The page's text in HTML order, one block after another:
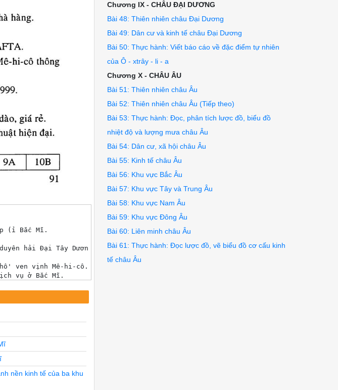
(ỉ Bắc Mĩ.
hải Đại Tây Dương.
ven vịnh Mê-hi-cô.
vụ ở Bắc Mĩ.
của mỗi nước (Ca-na-đa: 68%, Hoa Kì: 72%, Mê-hi-cô: 68%).
đây, sản xuất công nghiệp ở Hoa Kì biến đổi như thế nào?
điện tử, vi điện tử, sản xuất vật liệu tổng hợp, sản xuất máy bay phản lực,
công nghiệp gắn với các thành tựu khoa học kĩ thuật mới nhất được phát
chung rộng lớn, tăng sức cạnh tranh trên thị trường thế giới.
Mê-hi-cô để tận dụng nguồn nhân lực và nguồn nguyên liệu của quốc gia này,
nền kinh tế của ba khu
Chương IX - CHÂU ĐẠI DƯƠNG
Bài 48: Thiên nhiên châu Đại Dương
Bài 49: Dân cư và kinh tế châu Đại Dương
Bài 50: Thực hành: Viết báo cáo về đặc điểm tự nhiên
của Ô - xtrây - li - a
Chương X - CHÂU ÂU
Bài 51: Thiên nhiên châu Âu
Bài 52: Thiên nhiên châu Âu (Tiếp theo)
Bài 53: Thực hành: Đọc, phân tích lược đồ, biểu đồ
nhiệt độ và lượng mưa châu Âu
Bài 54: Dân cư, xã hội châu Âu
Bài 55: Kinh tế châu Âu
Bài 56: Khu vực Bắc Âu
Bài 57: Khu vực Tây và Trung Âu
Bài 58: Khu vực Nam Âu
Bài 59: Khu vực Đông Âu
Bài 60: Liên minh châu Âu
Bài 61: Thực hành: Đọc lược đồ, vẽ biểu đồ cơ cấu kinh
tế châu Âu